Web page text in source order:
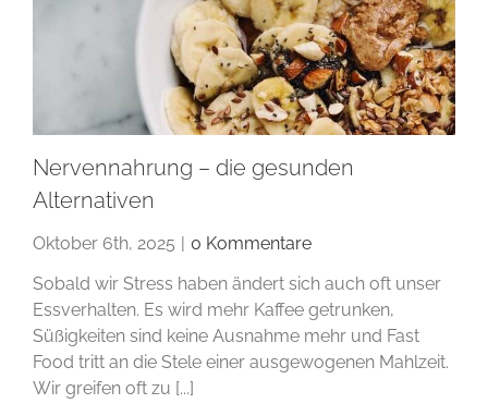
Nervennahrung – die gesunden
Alternativen
Oktober 6th, 2025
0 Kommentare
Sobald wir Stress haben ändert sich auch oft unser
Essverhalten. Es wird mehr Kaffee getrunken,
Süßigkeiten sind keine Ausnahme mehr und Fast
Food tritt an die Stele einer ausgewogenen Mahlzeit.
Wir greifen oft zu [...]